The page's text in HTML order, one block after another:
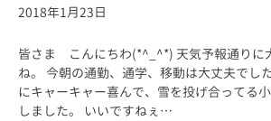
2018年1月23日
皆さま こんにちわ(*^_^*) 天気予報通りに
ね。 今朝の通勤、通学、移動は大丈夫でし
にキャーキャー喜んで、雪を投げ合ってる
しました。 いいですねぇ…